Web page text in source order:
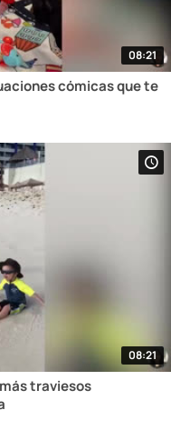
08:21
cómicas que te
08:21
traviesos